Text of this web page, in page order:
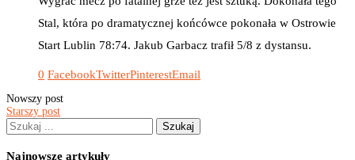
Stal, która po dramatycznej końcówce pokonała w Ostrowie
Start Lublin 78:74. Jakub Garbacz trafił 5/8 z dystansu.
0 FacebookTwitterPinterestEmail
Nowszy post
Starszy post
Najnowsze artykuły